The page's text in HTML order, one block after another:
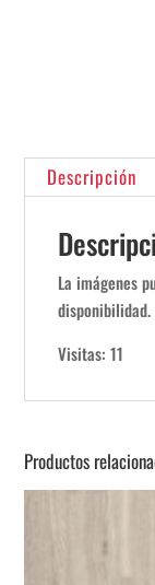
Descripción
La imágenes
disponibilidad.
Visitas: 11
Productos